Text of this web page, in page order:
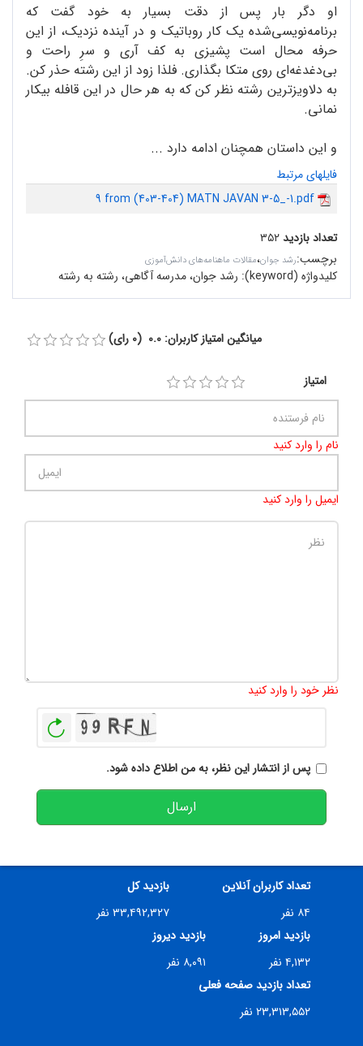
او دگر بار پس از دقت بسیار به خود گفت که
برنامه‌نویسی‌شده یک کار روباتیک و در آینده نزدیک، از این
حرفه محال است پشیزی به کف آری و سرِ راحت و
بی‌دغدغه‌ای روی متکا بگذاری. فلذا زود از این رشته حذر کن.
به دلاویزترین رشته نظر کن که به هر حال در این قافله بیکار
نمانی.
و این داستان همچنان ادامه دارد ...
فایلهای مرتبط
9 from (403-404) MATN JAVAN 3-5_-1.pdf
تعداد بازدید۳۵۲
برچسب:رشد جوان،مقالات ماهنامه‌های دانش‌آموزی
کلیدواژه (keyword): رشد جوان، مدرسه آگاهی، رشته به رشته
میانگین امتیاز کاربران: 0.0 (0 رای)
امتیاز
نام را وارد کنید
ایمیل را وارد کنید
نظر خود را وارد کنید
پس از انتشار این نظر، به من اطلاع داده شود.
ارسال
تعداد کاربران آنلاین
۸۴ نفر
بازدید کل
۳۳,۴۹۲,۳۲۷ نفر
بازدید امروز
۴,۱۳۲ نفر
بازدید دیروز
۸,۰۹۱ نفر
تعداد بازدید صفحه فعلی
۲۳,۳۱۳,۵۵۲ نفر